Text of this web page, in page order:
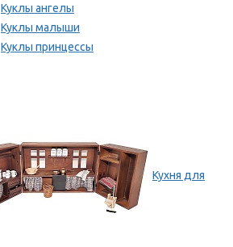
Куклы ангелы
Куклы малыши
Куклы принцессы
Кухня для